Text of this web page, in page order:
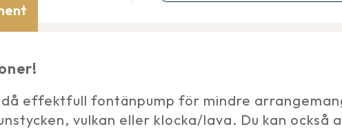
effektfull fontänpump för mindre
vulkan eller klocka/lava. Du kan